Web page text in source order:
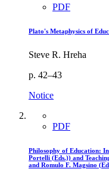
PDF
Plato's Metaphysics of
Steve R. Hreha
p. 42–43
Notice
PDF
Philosophy of Education:
Portelli (Eds.)) and
and Romulo F. Magsino